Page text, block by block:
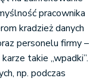
pracownika
kradzież danych
personelu firmy –
takie „wpadki”.
np. podczas